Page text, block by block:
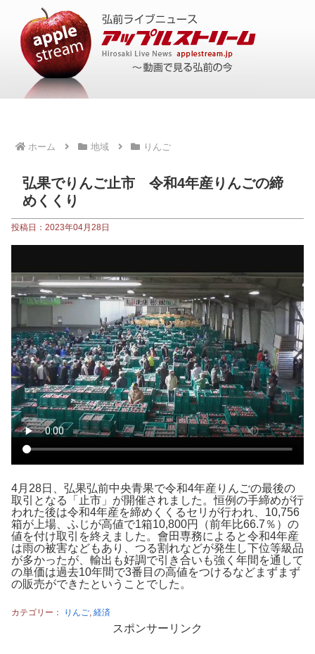
ホーム 地域 りんご
弘果でりんご止市 令和4年産りんごの締
めくくり
投稿日：2023年04月28日
4月28日、弘果弘前中央青果で令和4年産りんごの最後の
取引となる「止市」が開催されました。恒例の手締めが行
われた後は令和4年産を締めくくるセリが行われ、10,756
箱が上場、ふじが高値で1箱10,800円（前年比66.7％）の
値を付け取引を終えました。會田専務によると令和4年産
は雨の被害などもあり、つる割れなどが発生し下位等級品
が多かったが、輸出も好調で引き合いも強く年間を通して
の単価は過去10年間で3番目の高値をつけるなどまずまず
の販売ができたということでした。
カテゴリー： りんご 経済
スポンサーリンク